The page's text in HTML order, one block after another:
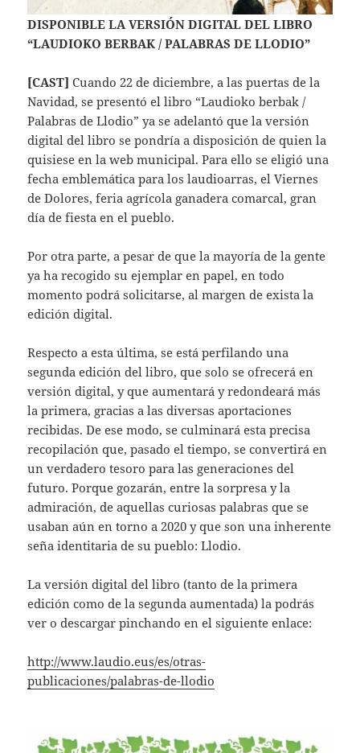
DISPONIBLE LA VERSIÓN DIGITAL DEL LIBRO
“LAUDIOKO BERBAK / PALABRAS DE LLODIO”
[CAST] Cuando 22 de diciembre, a las puertas de la
Navidad, se presentó el libro “Laudioko berbak /
Palabras de Llodio” ya se adelantó que la versión
digital del libro se pondría a disposición de quien la
quisiese en la web municipal. Para ello se eligió una
fecha emblemática para los laudioarras, el Viernes
de Dolores, feria agrícola ganadera comarcal, gran
día de fiesta en el pueblo.
Por otra parte, a pesar de que la mayoría de la gente
ya ha recogido su ejemplar en papel, en todo
momento podrá solicitarse, al margen de exista la
edición digital.
Respecto a esta última, se está perfilando una
segunda edición del libro, que solo se ofrecerá en
versión digital, y que aumentará y redondeará más
la primera, gracias a las diversas aportaciones
recibidas. De ese modo, se culminará esta precisa
recopilación que, pasado el tiempo, se convertirá en
un verdadero tesoro para las generaciones del
futuro. Porque gozarán, entre la sorpresa y la
admiración, de aquellas curiosas palabras que se
usaban aún en torno a 2020 y que son una inherente
seña identitaria de su pueblo: Llodio.
La versión digital del libro (tanto de la primera
edición como de la segunda aumentada) la podrás
ver o descargar pinchando en el siguiente enlace:
http://www.laudio.eus/es/otras-
publicaciones/palabras-de-llodio